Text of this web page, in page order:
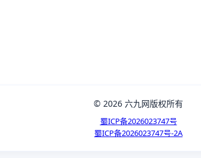
© 2026 六九网版权所有
蜀ICP备2026023747号
蜀ICP备2026023747号-2A